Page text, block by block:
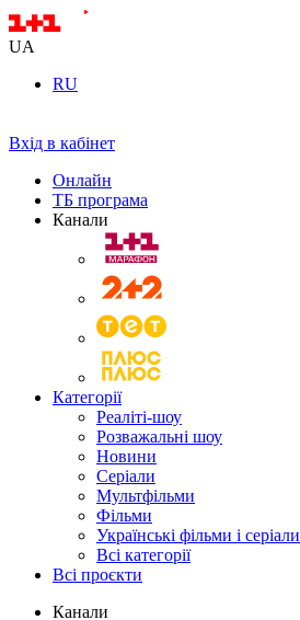
UA
RU
Вхід в кабінет
Онлайн
ТБ програма
Канали
Категорії
Реаліті-шоу
Розважальні шоу
Новини
Серіали
Мультфільми
Фільми
Українські фільми і серіали
Всі категорії
Всі проєкти
Канали